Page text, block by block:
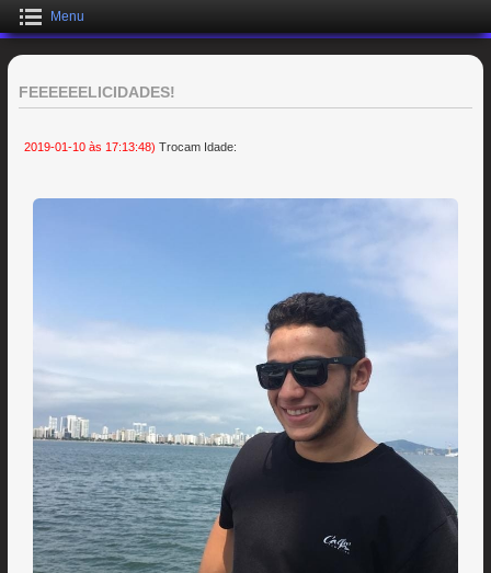
Menu
FEEEEEELICIDADES!
2019-01-10 às 17:13:48) Trocam Idade: